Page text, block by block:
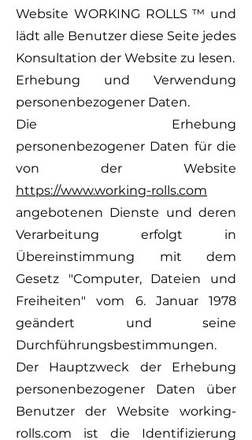
Website WORKING ROLLS ™ und
lädt alle Benutzer diese Seite jedes
Konsultation der Website zu lesen.
Erhebung und Verwendung
personenbezogener Daten.
Die Erhebung
personenbezogener Daten für die
von der Website
https://www.working-rolls.com
angebotenen Dienste und deren
Verarbeitung erfolgt in
Übereinstimmung mit dem
Gesetz "Computer, Dateien und
Freiheiten" vom 6. Januar 1978
geändert und seine
Durchführungsbestimmungen.
Der Hauptzweck der Erhebung
personenbezogener Daten über
Benutzer der Website working-
rolls.com ist die Identifizierung